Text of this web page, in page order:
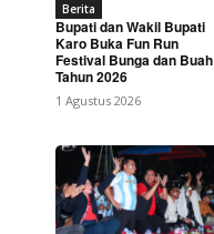
Berita
Bupati dan Wakil Bupati
Karo Buka Fun Run
Festival Bunga dan Buah
Tahun 2026
1 Agustus 2026